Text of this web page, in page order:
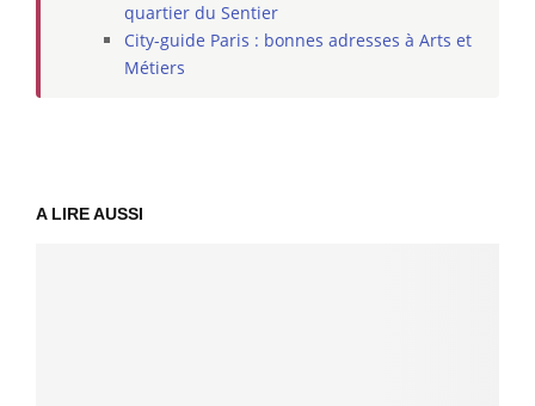
quartier du Sentier
City-guide Paris : bonnes adresses à Arts et
Métiers
A LIRE AUSSI